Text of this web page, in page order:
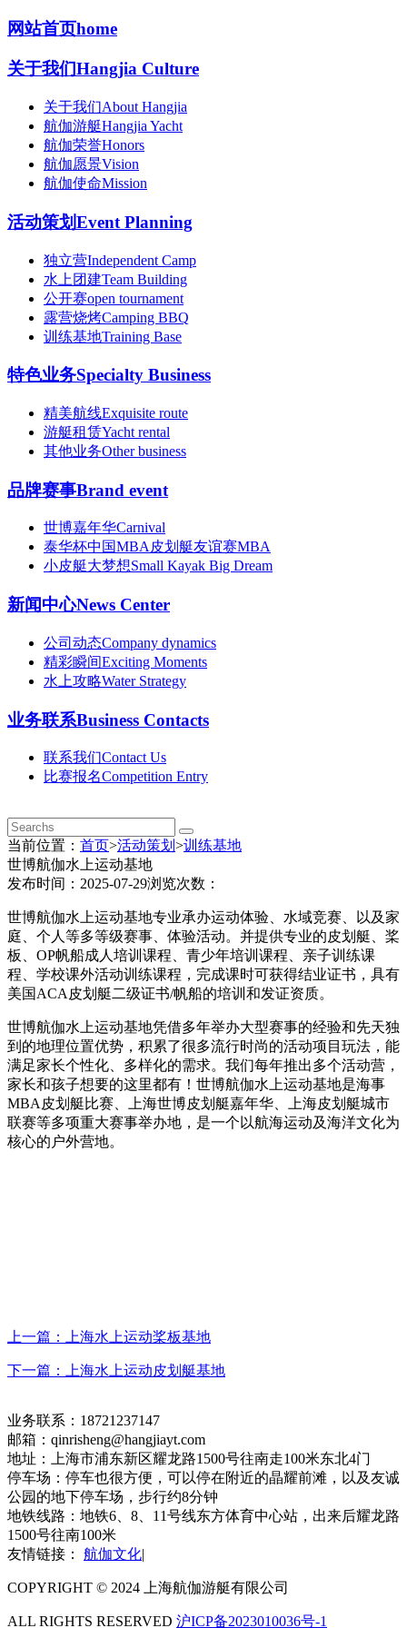
网站首页home
关于我们Hangjia Culture
关于我们About Hangjia
航伽游艇Hangjia Yacht
航伽荣誉Honors
航伽愿景Vision
航伽使命Mission
活动策划Event Planning
独立营Independent Camp
水上团建Team Building
公开赛open tournament
露营烧烤Camping BBQ
训练基地Training Base
特色业务Specialty Business
精美航线Exquisite route
游艇租赁Yacht rental
其他业务Other business
品牌赛事Brand event
世博嘉年华Carnival
泰华杯中国MBA皮划艇友谊赛MBA
小皮艇大梦想Small Kayak Big Dream
新闻中心News Center
公司动态Company dynamics
精彩瞬间Exciting Moments
水上攻略Water Strategy
业务联系Business Contacts
联系我们Contact Us
比赛报名Competition Entry
当前位置： 首页>活动策划 >训练基地
世博航伽水上运动基地
发布时间：2025-07-29浏览次数：
世博航伽水上运动基地专业承办运动体验、水域竞赛、以及家
庭、个人等多等级赛事、体验活动。并提供专业的皮划艇、桨
板、OP帆船成人培训课程、青少年培训课程、亲子训练课
程、学校课外活动训练课程，完成课时可获得结业证书，具有
美国ACA皮划艇二级证书/帆船的培训和发证资质。
世博航伽水上运动基地凭借多年举办大型赛事的经验和先天独
到的地理位置优势，积累了很多流行时尚的活动项目玩法，能
满足家长个性化、多样化的需求。我们每年推出多个活动营，
家长和孩子想要的这里都有！世博航伽水上运动基地是海事
MBA皮划艇比赛、上海世博皮划艇嘉年华、上海皮划艇城市
联赛等多项重大赛事举办地，是一个以航海运动及海洋文化为
核心的户外营地。
上一篇：上海水上运动桨板基地
下一篇：上海水上运动皮划艇基地
业务联系：18721237147
邮箱：qinrisheng@hangjiayt.com
地址：上海市浦东新区耀龙路1500号往南走100米东北4门
停车场：停车也很方便，可以停在附近的晶耀前滩，以及友诚
公园的地下停车场，步行约8分钟
地铁线路：地铁6、8、11号线东方体育中心站，出来后耀龙路
1500号往南100米
友情链接：
航伽文化|
COPYRIGHT © 2024 上海航伽游艇有限公司
ALL RIGHTS RESERVED 沪ICP备2023010036号-1